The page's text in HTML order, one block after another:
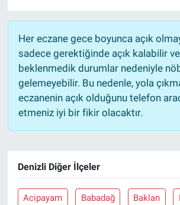
Her eczane gece boyunca açık
sadece gerektiğinde açık kalabilir
beklenmedik durumlar nedeniyle
gelemeyebilir. Bu nedenle, yola
eczanenin açık olduğunu telefon
etmeniz iyi bir fikir olacaktır.
Denizli Diğer İlçeler
Acipayam Babadağ Baklan